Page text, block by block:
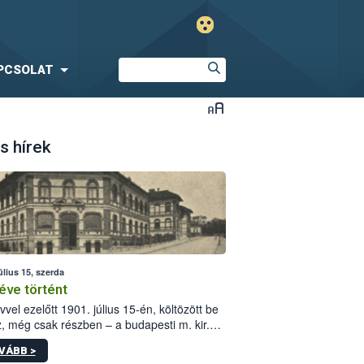
hírek
15, szerda
történt
ezelőtt 1901. július 15-én, költözött be
még csak részben – a budapesti m. kir.
állomás a Kis Rókus utca
alatti, Czigler Győző által tervezett új
>